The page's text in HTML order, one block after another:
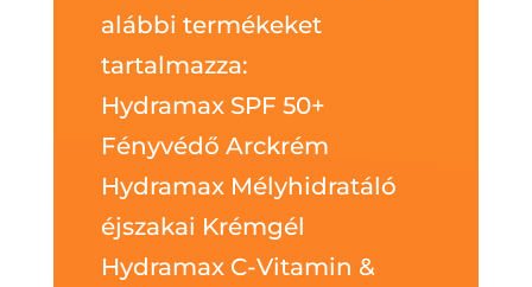
alábbi termékeket
tartalmazza:
Hydramax SPF 50+
Fényvédő Arckrém
Hydramax Mélyhidratáló
éjszakai Krémgél
Hydramax C-Vitamin &